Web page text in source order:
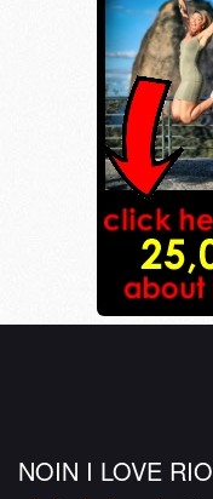
NOIN I LOVE RIO